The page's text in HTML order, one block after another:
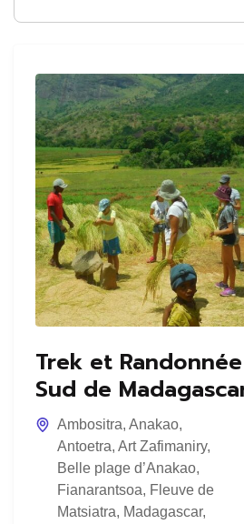
Trek et
Sud de
Ambositra, Anakao,
Antoetra, Art Zafimaniry,
Belle plage d’Anakao,
Fianarantsoa, Fleuve de
Matsiatra, Madagascar,